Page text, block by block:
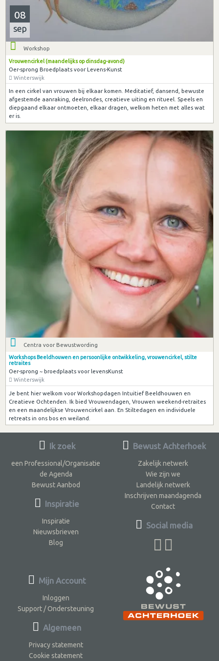
08
sep
Workshop
Vrouwencirkel (maandelijks op dinsdag-avond)
Oer-sprong Broedplaats voor Levens-Kunst
Winterswijk
In een cirkel van vrouwen bij elkaar komen. Meditatief, dansend, bewuste
afgestemde aanraking, deelrondes, creatieve uiting en ritueel. Speels en
diepgaand elkaar ontmoeten, elkaar dragen, welkom heten met alles wat
er is.
Centra voor Bewustwording
Workshops Beeldhouwen en persoonlijke ontwikkeling, vrouwencirkel, stilte
retraites
Oer-sprong ~ broedplaats voor levensKunst
Winterswijk
Je bent hier welkom voor Workshopdagen Intuitief Beeldhouwen en
Creatieve Ochtenden. Ik bied Vrouwendagen, Vrouwen weekend-retraites
en een maandelijkse Vrouwencirkel aan. En Stiltedagen en individuele
retreats in ons bos en weiland.
Ik zoek
een Professional/Organisatie
de Agenda
Bewust Aanbod
Inspiratie
Inspiratie
Nieuwsbrieven
Blog
Bewust Achterhoek
Zakelijk netwerk
Wie zijn we
Landelijk netwerk
Inschrijven maandagenda
Contact
Social media
Mijn Account
Inloggen
Support / Ondersteuning
Algemeen
Privacy statement
Cookie statement